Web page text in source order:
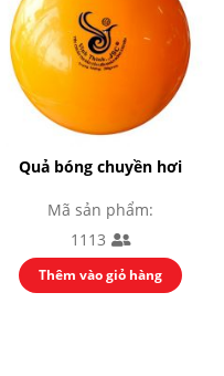
Quả bóng chuyền hơi
Mã sản phẩm:
1113
Thêm vào giỏ hàng